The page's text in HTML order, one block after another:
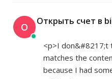
О Открыть счет в
<p>I don&#8217;t
matches the
because I had